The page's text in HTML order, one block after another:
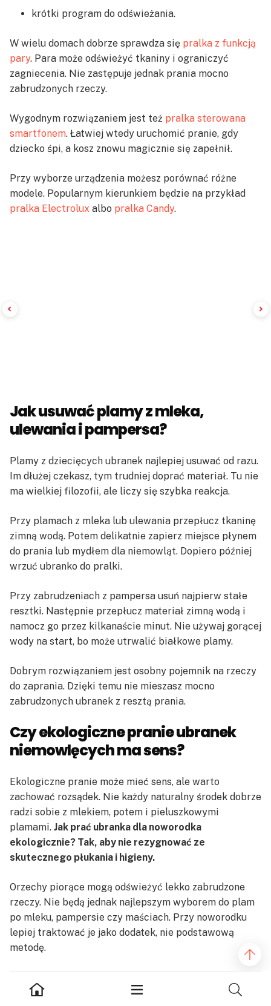
krótki program do odświeżania.
W wielu domach dobrze sprawdza się pralka z funkcją
pary. Para może odświeżyć tkaniny i ograniczyć
zagniecenia. Nie zastępuje jednak prania mocno
zabrudzonych rzeczy.
Wygodnym rozwiązaniem jest też pralka sterowana
smartfonem. Łatwiej wtedy uruchomić pranie, gdy
dziecko śpi, a kosz znowu magicznie się zapełnił.
Przy wyborze urządzenia możesz porównać różne
modele. Popularnym kierunkiem będzie na przykład
pralka Electrolux albo pralka Candy.
Jak usuwać plamy z mleka,
ulewania i pampersa?
Plamy z dziecięcych ubranek najlepiej usuwać od razu.
Im dłużej czekasz, tym trudniej doprać materiał. Tu nie
ma wielkiej filozofii, ale liczy się szybka reakcja.
Przy plamach z mleka lub ulewania przepłucz tkaninę
zimną wodą. Potem delikatnie zapierz miejsce płynem
do prania lub mydłem dla niemowląt. Dopiero później
wrzuć ubranko do pralki.
Przy zabrudzeniach z pampersa usuń najpierw stałe
resztki. Następnie przepłucz materiał zimną wodą i
namocz go przez kilkanaście minut. Nie używaj gorącej
wody na start, bo może utrwalić białkowe plamy.
Dobrym rozwiązaniem jest osobny pojemnik na rzeczy
do zaprania. Dzięki temu nie mieszasz mocno
zabrudzonych ubranek z resztą prania.
Czy ekologiczne pranie ubranek
niemowlęcych ma sens?
Ekologiczne pranie może mieć sens, ale warto
zachować rozsądek. Nie każdy naturalny środek dobrze
radzi sobie z mlekiem, potem i pieluszkowymi
plamami. Jak prać ubranka dla noworodka
ekologicznie? Tak, aby nie rezygnować ze
skutecznego płukania i higieny.
Orzechy piorące mogą odświeżyć lekko zabrudzone
rzeczy. Nie będą jednak najlepszym wyborem do plam
po mleku, pampersie czy maściach. Przy noworodku
lepiej traktować je jako dodatek, nie podstawową
metodę.
zostawiać osad w pralce i na tkaninach, szczególnie